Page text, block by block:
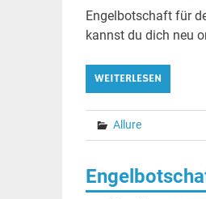
Engelbotschaft für
kannst du dich neu
WEITERLESEN
Allure